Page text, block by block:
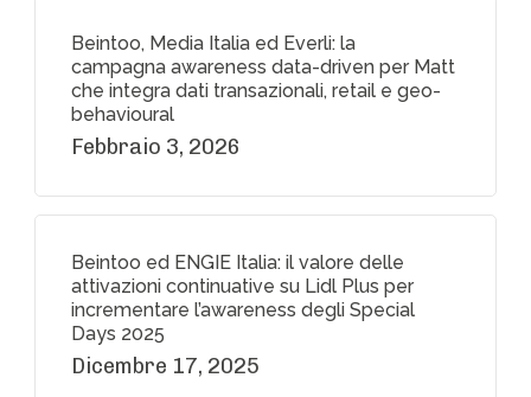
Beintoo, Media Italia ed Everli: la
campagna awareness data-driven per Matt
che integra dati transazionali, retail e geo-
behavioural
Febbraio 3, 2026
Beintoo ed ENGIE Italia: il valore delle
attivazioni continuative su Lidl Plus per
incrementare l’awareness degli Special
Days 2025
Dicembre 17, 2025